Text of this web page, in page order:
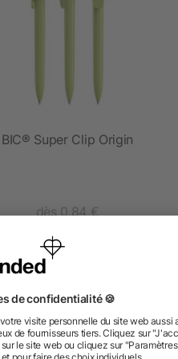
BIC® Super Clip Origin
dès 0,84 €
des questions ?